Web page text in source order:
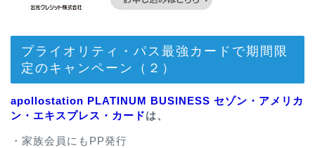
プライオリティ・パス最強カードで期間限
定のキャンペーン（２）
apollostation PLATINUM BUSINESS セゾン・アメリカ
ン・エキスプレス・カードは、
・家族会員にもPP発行